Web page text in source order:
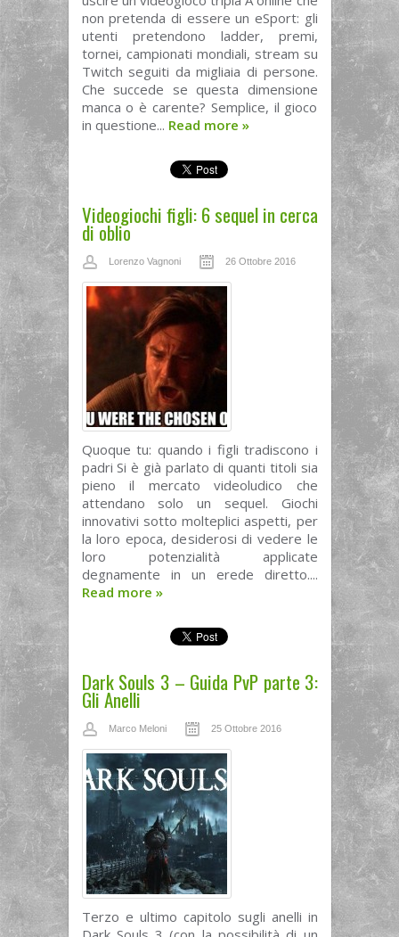
non pretenda di essere un eSport: gli
utenti pretendono ladder, premi,
tornei, campionati mondiali, stream su
Twitch seguiti da migliaia di persone.
Che succede se questa dimensione
manca o è carente? Semplice, il gioco
in questione... Read more »
Videogiochi figli: 6 sequel in cerca
di oblio
Lorenzo Vagnoni 26 Ottobre 2016
Quoque tu: quando i figli tradiscono i
padri Si è già parlato di quanti titoli sia
pieno il mercato videoludico che
attendano solo un sequel. Giochi
innovativi sotto molteplici aspetti, per
la loro epoca, desiderosi di vedere le
loro potenzialità applicate
degnamente in un erede diretto....
Read more »
Dark Souls 3 – Guida PvP parte 3:
Gli Anelli
Marco Meloni 25 Ottobre 2016
Terzo e ultimo capitolo sugli anelli in